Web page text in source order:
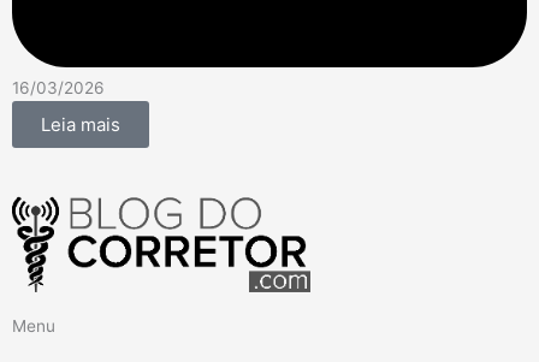
16/03/2026
Leia mais
Menu